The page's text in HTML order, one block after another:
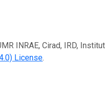
INRAE, Cirad, IRD,
License.